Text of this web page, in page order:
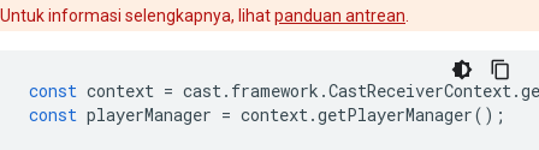
Untuk informasi selengkapnya, lihatpanduan antrean
const context = cast. framework .CastReceiverContext.
const playerManager = context.getPlayerManager();